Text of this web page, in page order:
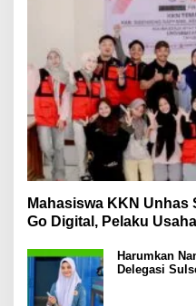
Mahasiswa KKN Unhas
Go Digital, Pelaku
Harumkan
Delegasi